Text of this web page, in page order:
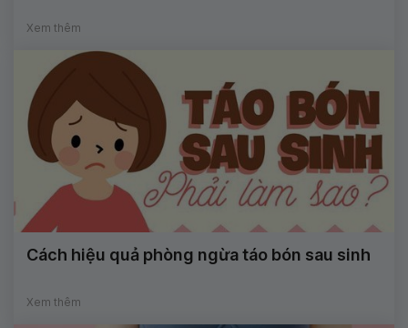
Xem thêm
Cách hiệu quả phòng ngừa táo bón sau sinh
Xem thêm